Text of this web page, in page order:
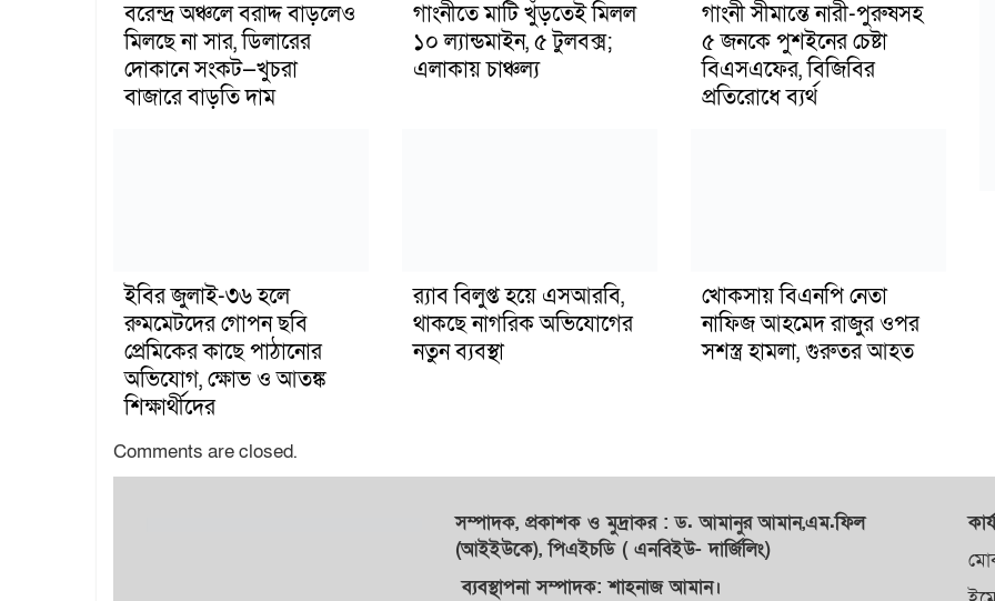
বরেন্দ্র অঞ্চলে বরাদ্দ বাড়লেও
মিলছে না সার, ডিলারের
দোকানে সংকট—খুচরা
বাজারে বাড়তি দাম
গাংনীতে মাটি খুঁড়তেই মিলল
১০ ল্যান্ডমাইন, ৫ টুলবক্স;
এলাকায় চাঞ্চল্য
গাংনী সীমান্তে নারী-পুরুষসহ
৫ জনকে পুশইনের চেষ্টা
বিএসএফের, বিজিবির
প্রতিরোধে ব্যর্থ
ইবির জুলাই-৩৬ হলে
রুমমেটদের গোপন ছবি
প্রেমিকের কাছে পাঠানোর
অভিযোগ, ক্ষোভ ও আতঙ্ক
শিক্ষার্থীদের
র‍্যাব বিলুপ্ত হয়ে এসআরবি,
থাকছে নাগরিক অভিযোগের
নতুন ব্যবস্থা
খোকসায় বিএনপি নেতা
নাফিজ আহমেদ রাজুর ওপর
সশস্ত্র হামলা, গুরুতর আহত
Comments are closed.
সম্পাদক, প্রকাশকওমুদ্রাকর: ড. আমানুর আমান,এম.ফিল
(আইইউকে), পিএইচডি ( এনবিইউ- দার্জিলিং)
ব্যবস্থাপনা সম্পাদক: শাহনাজ আমান।